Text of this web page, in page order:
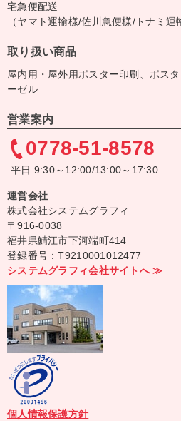
宅急便配送
（ヤマト運輸様/佐川急便様/トナミ運
取り扱い商品
屋内用・屋外用ポスター印刷、ポス
ーゼル
営業案内
0778-51-8578
平日 9:30～12:00/13:00～17:30
運営会社
株式会社システムグラフィ
〒916-0038
福井県鯖江市下河端町414
登録番号：T9210001012477
システムグラフィ会社サイトへ ≫
個人情報保護方針